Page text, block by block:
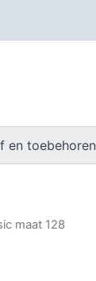
en toebehoren
maat 128